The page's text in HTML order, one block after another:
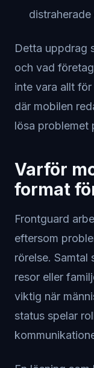
distraherade
Detta uppdrag
och vad
inte vara allt
där mobilen
lösa problemet
Varför
format
Frontguard
eftersom
rörelse. Samtal
resor eller
viktig när
status spelar